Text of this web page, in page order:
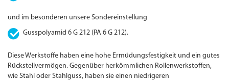
und im besonderen unsere Sondereinstellung
Gusspolyamid 6 G 212 (PA 6 G 212).
Diese Werkstoffe haben eine hohe Ermüdungs­festigkeit und ein gutes
Rückstell­vermögen. Gegenüber herkömmlichen Rollenwerkstoffen,
wie Stahl oder Stahlguss, haben sie einen niedrigeren